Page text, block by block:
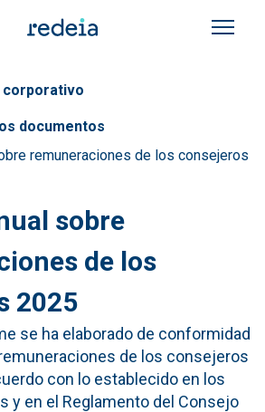
enlaces de
corporativo
documentos
remuneraciones de los consejeros
sobre
de los
2025
se ha elaborado de conformidad
de los consejeros
con lo establecido en los
y en el Reglamento del Consejo